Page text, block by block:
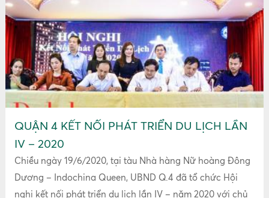
QUẬN 4 KẾT NỐI PHÁT TRIỂN DU LỊCH LẦN
IV – 2020
Chiều ngày 19/6/2020, tại tàu Nhà hàng Nữ hoàng Đông
Dương – Indochina Queen, UBND Q.4 đã tổ chức Hội
nghị kết nối phát triển du lịch lần IV – năm 2020 với chủ
Những khu mua sắm tuyệt
vời nhất Nhật Bản không thể
bỏ lỡ